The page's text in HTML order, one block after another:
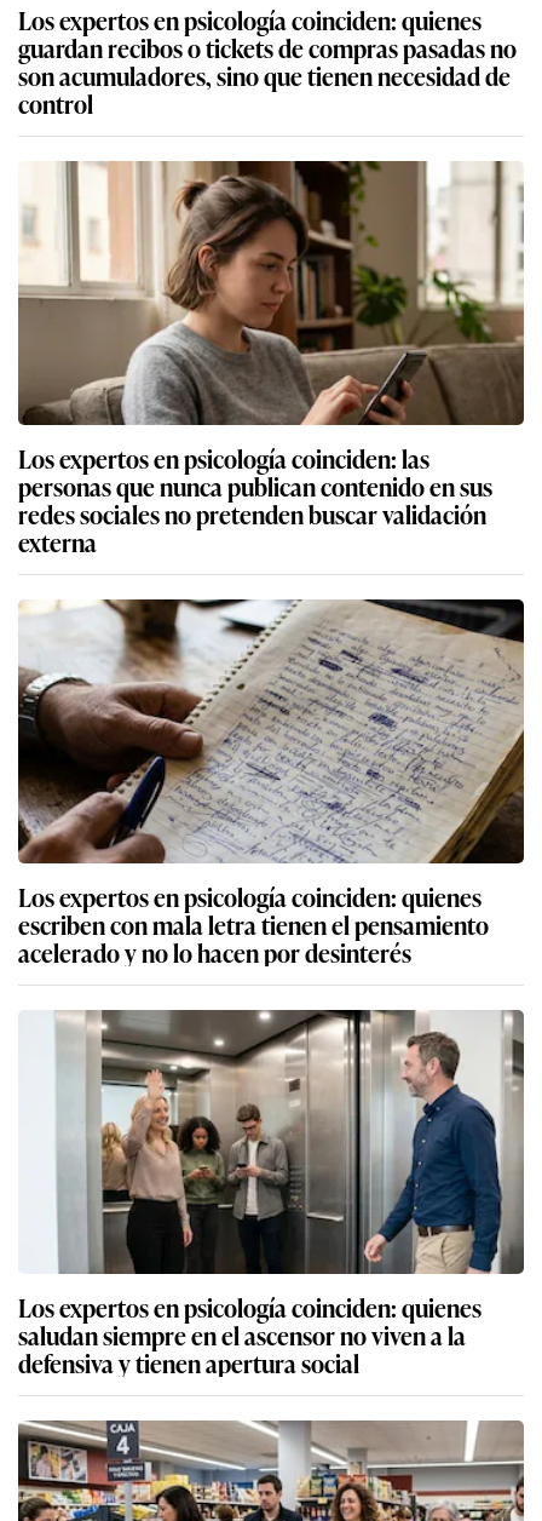
Los expertos en psicología coinciden: quienes
guardan recibos o tickets de compras pasadas no
son acumuladores, sino que tienen necesidad de
control
Los expertos en psicología coinciden: las
personas que nunca publican contenido en sus
redes sociales no pretenden buscar validación
externa
Los expertos en psicología coinciden: quienes
escriben con mala letra tienen el pensamiento
acelerado y no lo hacen por desinterés
Los expertos en psicología coinciden: quienes
saludan siempre en el ascensor no viven a la
defensiva y tienen apertura social